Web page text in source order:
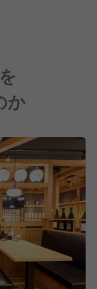
か